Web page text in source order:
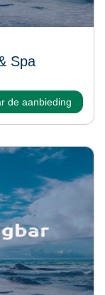
Spa
de aanbieding